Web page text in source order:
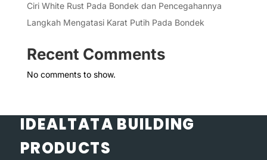
Ciri White Rust Pada Bondek dan Pencegahannya
Langkah Mengatasi Karat Putih Pada Bondek
Recent Comments
No comments to show.
IDEALTATA BUILDING
PRODUCTS